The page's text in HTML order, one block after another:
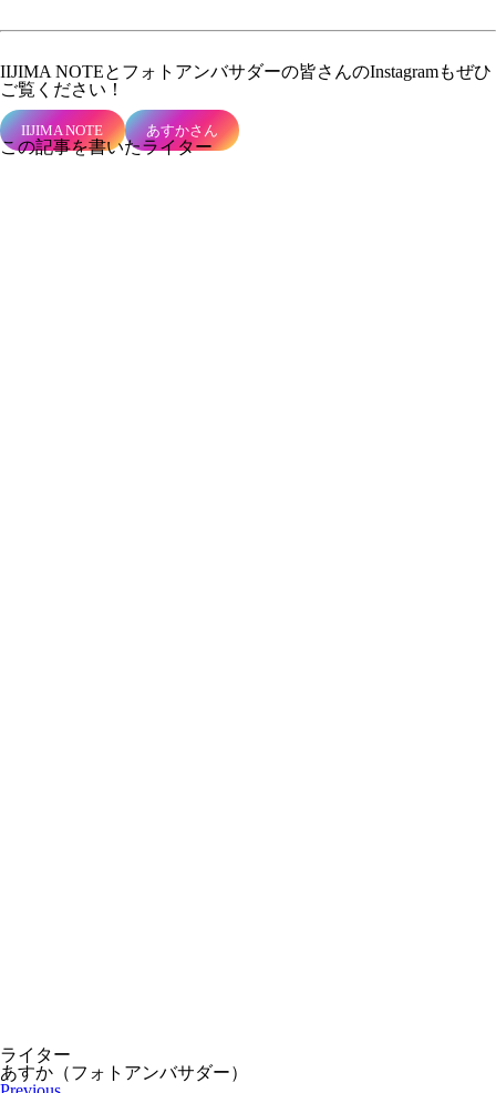
IIJIMA NOTEとフォトアンバサダーの皆さんのInstagramもぜひ
ご覧ください！
IIJIMA NOTE あすかさん
この記事を書いたライター
ライター
あすか（フォトアンバサダー）